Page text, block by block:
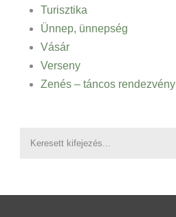
Turisztika
Ünnep, ünnepség
Vásár
Verseny
Zenés – táncos rendezvény